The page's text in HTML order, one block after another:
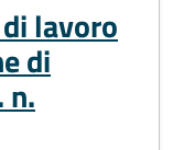
lavoro
di
n.